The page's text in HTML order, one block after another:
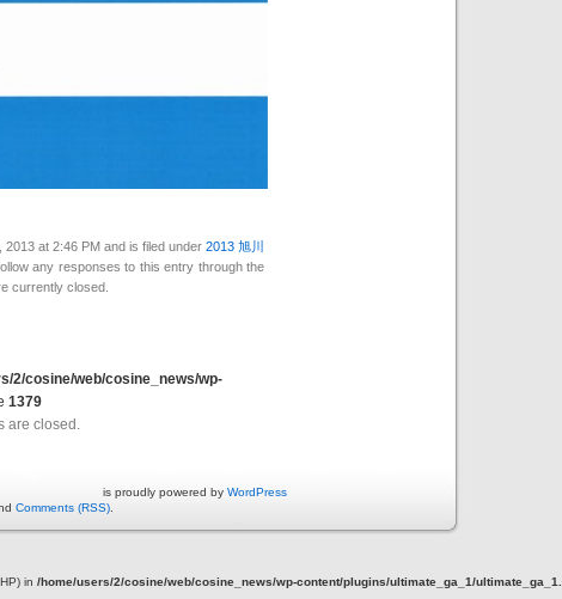
at 2:46 PM and is filed under 2013 旭川
any responses to this entry through the
currently closed.
2/cosine/web/cosine_news/wp-
1379
are closed.
powered by WordPress
Comments (RSS)
in /home/users/2/cosine/web/cosine_news/wp-content/plugins/ultimate_ga_1/